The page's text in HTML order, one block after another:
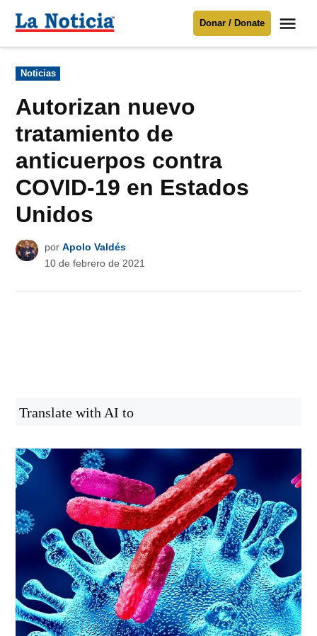
Para mantenerte informado necesitamos
Donar
contenido
Noticia
Donar / Donate
Publicado
en
Noticias
Autorizan nuevo
tratamiento de
anticuerpos contra
COVID-19 en Estados
Unidos
por Apolo Valdés
10 de febrero de 2021
Translate with AI to